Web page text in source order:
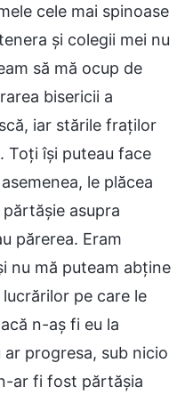
cele mai spinoase
și colegii mei nu
să mă ocup de
bisericii a
iar stările fraților
Toți își puteau face
le plăcea
asupra
părerea. Eram
nu mă puteam abține
pe care le
n-aș fi eu la
progresa, sub nicio
ar fi fost părtășia